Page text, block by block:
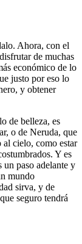
Ahora, con el
de muchas
económico de lo
justo por eso lo
y obtener
de belleza, es
o de Neruda, que
al cielo, como estar
Y es
un paso adelante y
mundo
sirva, y de
seguro tendrá